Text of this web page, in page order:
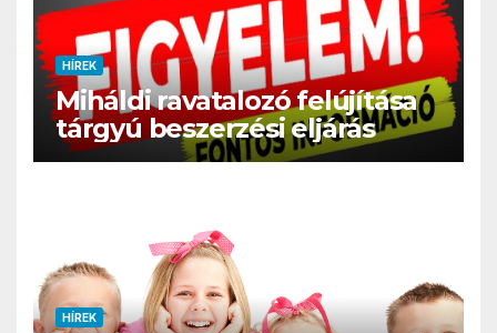
HÍREK
Miháldi ravatalozó felújítása
tárgyú beszerzési eljárás
HÍREK